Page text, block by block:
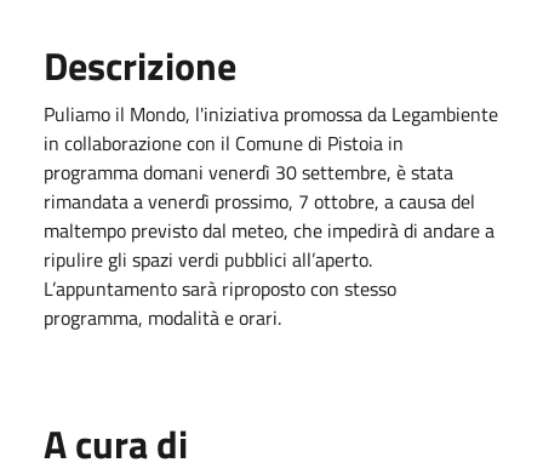
Descrizione
Puliamo il Mondo, l'iniziativa promossa da Legambiente
in collaborazione con il Comune di Pistoia in
programma domani venerdì 30 settembre, è stata
rimandata a venerdì prossimo, 7 ottobre, a causa del
maltempo previsto dal meteo, che impedirà di andare a
ripulire gli spazi verdi pubblici all’aperto.
L’appuntamento sarà riproposto con stesso
programma, modalità e orari.
A cura di